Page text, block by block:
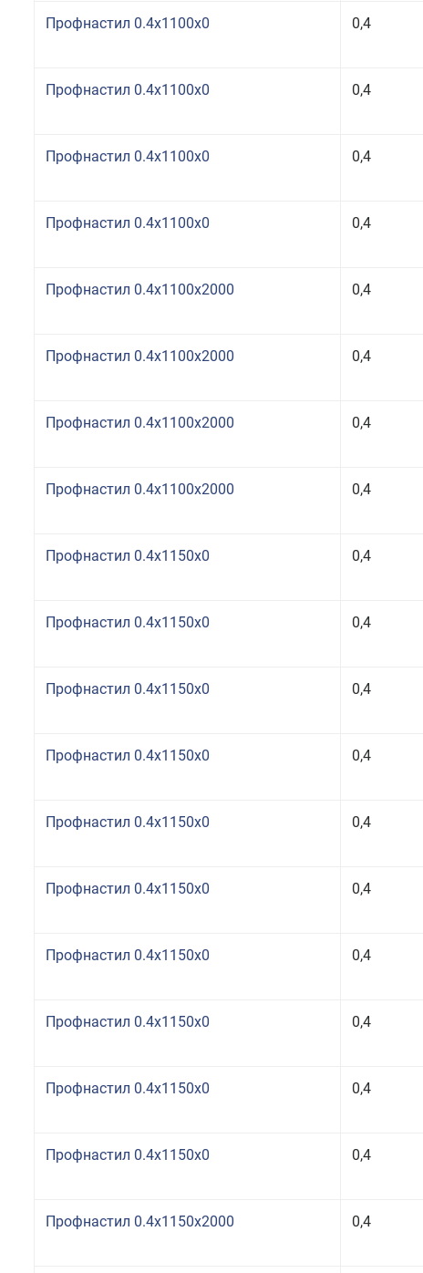
Профнастил 0.4x1100x0 0,4
Профнастил 0.4x1100x0 0,4
Профнастил 0.4x1100x0 0,4
Профнастил 0.4x1100x0 0,4
Профнастил 0.4x1100x2000 0,4
Профнастил 0.4x1100x2000 0,4
Профнастил 0.4x1100x2000 0,4
Профнастил 0.4x1100x2000 0,4
Профнастил 0.4x1150x0 0,4
Профнастил 0.4x1150x0 0,4
Профнастил 0.4x1150x0 0,4
Профнастил 0.4x1150x0 0,4
Профнастил 0.4x1150x0 0,4
Профнастил 0.4x1150x0 0,4
Профнастил 0.4x1150x0 0,4
Профнастил 0.4x1150x0 0,4
Профнастил 0.4x1150x0 0,4
Профнастил 0.4x1150x0 0,4
Профнастил 0.4x1150x2000 0,4